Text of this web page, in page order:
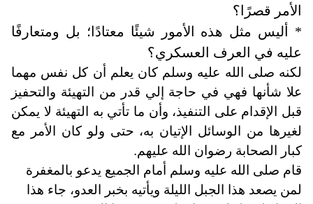
الأمر قصرًا؟
*
أليس مثل هذه الأمور شيئًا معتادًا؛ بل ومتعارفًا
عليه في العرف العسكري؟
لكنه صلى الله عليه وسلم كان يعلم أن كل نفس مهما
علا شأنها فهي في حاجة إلي قدر من التهيئة والتحفيز
قبل الإقدام على التنفيذ، وأن ما تأتي به التهيئة لا يمكن
لغيرها من الوسائل الإتيان به، حتى ولو كان الأمر مع
كبار الصحابة رضوان الله عليهم.
قام صلى الله عليه وسلم أمام الجميع يدعو بالمغفرة
لمن يصعد هذا الجبل الليلة ويأتيه بخبر العدو، جاء هذا